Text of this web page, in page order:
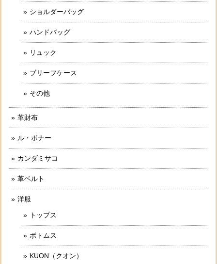
ショルダーバッグ
ハンドバッグ
リュック
ブリーフケース
その他
革財布
ル・ボナー
カンダミサコ
革ベルト
洋服
トップス
ボトムス
KUON（クオン）